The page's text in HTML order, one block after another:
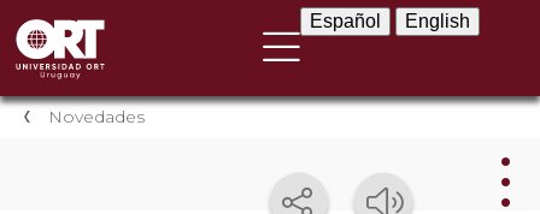
Español English
Novedades